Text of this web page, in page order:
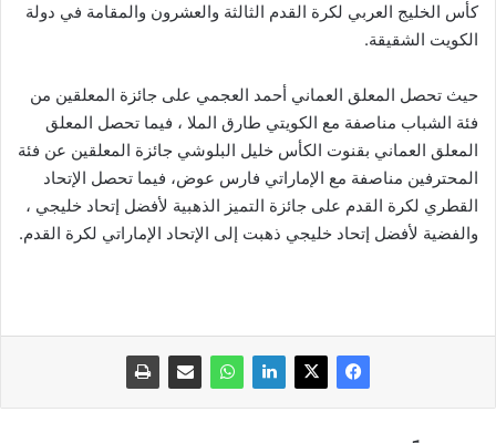
كأس الخليج العربي لكرة القدم الثالثة والعشرون والمقامة في دولة
الكويت الشقيقة.
حيث تحصل المعلق العماني أحمد العجمي على جائزة المعلقين من
فئة الشباب مناصفة مع الكويتي طارق الملا ، فيما تحصل المعلق
المعلق العماني بقنوت الكأس خليل البلوشي جائزة المعلقين عن فئة
المحترفين مناصفة مع الإماراتي فارس عوض، فيما تحصل الإتحاد
القطري لكرة القدم على جائزة التميز الذهبية لأفضل إتحاد خليجي ،
والفضية لأفضل إتحاد خليجي ذهبت إلى الإتحاد الإماراتي لكرة القدم.